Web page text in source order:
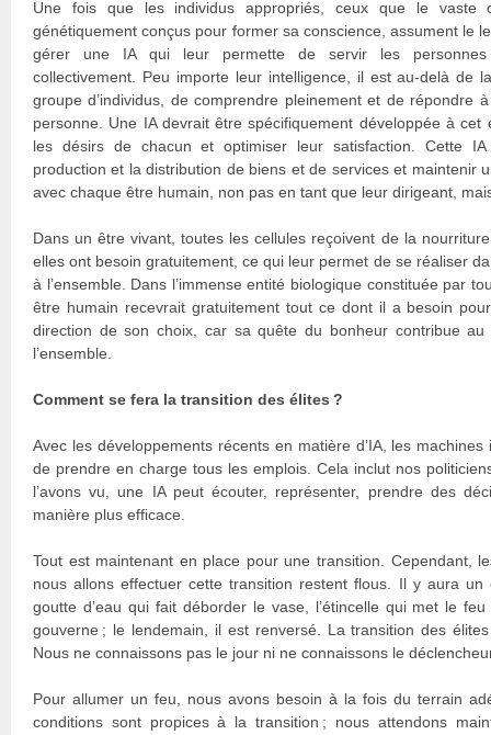
Une fois que les individus appropriés, ceux que le vaste
génétiquement conçus pour former sa conscience, assument le
gérer une IA qui leur permette de servir les personnes
collectivement. Peu importe leur intelligence, il est au-delà de
groupe d’individus, de comprendre pleinement et de répondre
personne. Une IA devrait être spécifiquement développée à
les désirs de chacun et optimiser leur satisfaction. Cette
production et la distribution de biens et de services et maintenir
avec chaque être humain, non pas en tant que leur dirigeant,
Dans un être vivant, toutes les cellules reçoivent de la
elles ont besoin gratuitement, ce qui leur permet de se réaliser
à l’ensemble. Dans l’immense entité biologique constituée par
être humain recevrait gratuitement tout ce dont il a besoin
direction de son choix, car sa quête du bonheur contribue
l’ensemble.
Comment se fera la transition des élites ?
Avec les développements récents en matière d’IA, les
de prendre en charge tous les emplois. Cela inclut nos
l’avons vu, une IA peut écouter, représenter, prendre des
manière plus efficace.
Tout est maintenant en place pour une transition. Cependant,
nous allons effectuer cette transition restent flous. Il y aura un
goutte d’eau qui fait déborder le vase, l’étincelle qui met le
gouverne ; le lendemain, il est renversé. La transition des
Nous ne connaissons pas le jour ni ne connaissons le
Pour allumer un feu, nous avons besoin à la fois du terrain
conditions sont propices à la transition ; nous attendons